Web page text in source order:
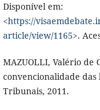
Disponível em:
<https://
article/view/1165>.
MAZUOLLI, Valério de
convencionalidade das
Tribunais, 2011.